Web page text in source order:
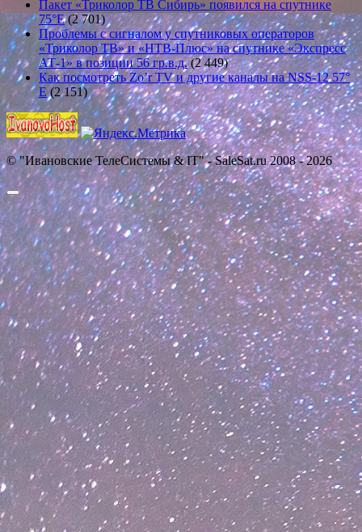
Пакет «Триколор ТВ Сибирь» появился на спутнике
75°E (2 701)
Проблемы с сигналом у спутниковых операторов
«Триколор ТВ» и «НТВ-Плюс» на спутнике «Экспресс
АТ-1» в позиции 56 гр.в.д. (2 449)
Как посмотреть Zo’r TV и другие каналы на NSS-12 57°
E (2 151)
© "Ивановские ТелеСистемы & IT" - SaleSat.ru 2008 - 2026
Прокрутить
вверх